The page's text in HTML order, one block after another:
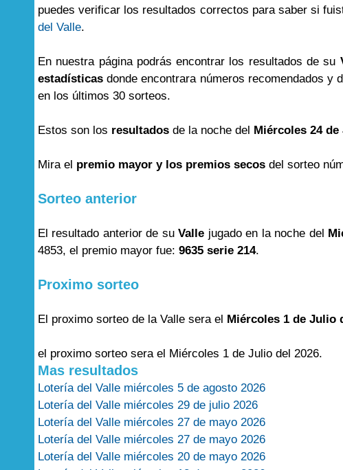
puedes verificar los resultados correctos para saber si
del Valle.
En nuestra página podrás encontrar los resultados de su
estadísticas donde encontrara números recomendados y
en los últimos 30 sorteos.
Estos son los resultados de la noche del Miércoles 24
Mira el premio mayor y los premios secos del sorteo
Sorteo anterior
El resultado anterior de suValle jugado en la noche del
4853, el premio mayor fue: 9635 serie 214.
Proximo sorteo
El proximo sorteo de la Valle sera el Miércoles 1 de Julio
el proximo sorteo sera el Miércoles 1 de Julio del 2026.
Mas resultados
Lotería del Valle miércoles 5 de agosto 2026
Lotería del Valle miércoles 29 de julio 2026
Lotería del Valle miércoles 27 de mayo 2026
Lotería del Valle miércoles 27 de mayo 2026
Lotería del Valle miércoles 20 de mayo 2026